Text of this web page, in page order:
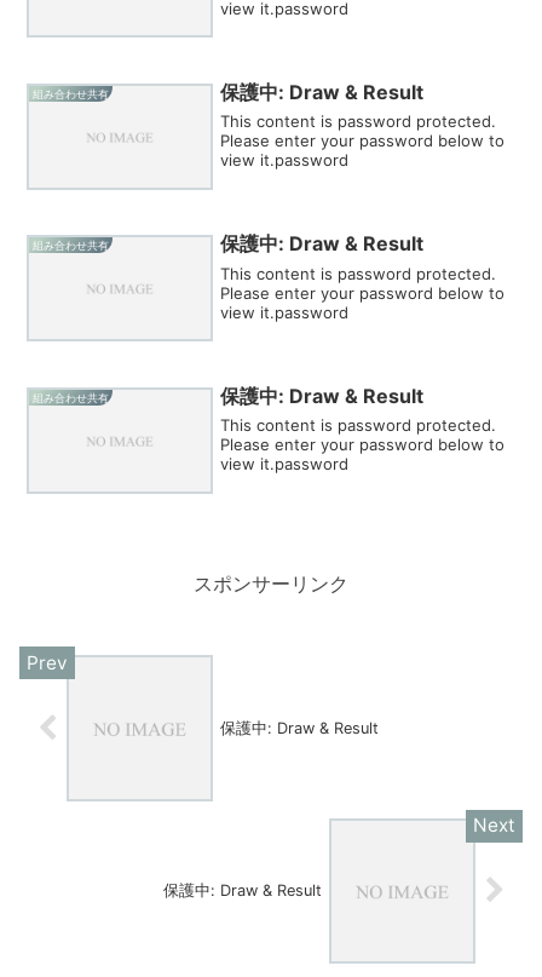
view it.password
組み合わせ共有 保護中: Draw & Result
This content is password protected.
Please enter your password below to
view it.password
組み合わせ共有 保護中: Draw & Result
This content is password protected.
Please enter your password below to
view it.password
組み合わせ共有 保護中: Draw & Result
This content is password protected.
Please enter your password below to
view it.password
スポンサーリンク
保護中: Draw & Result
保護中: Draw & Result